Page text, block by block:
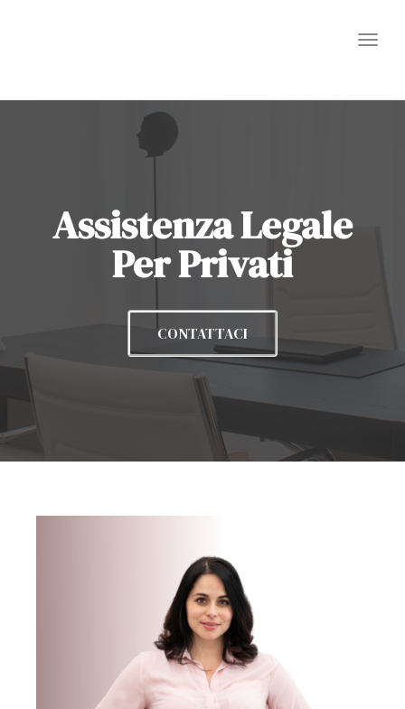
Assistenza Legale
Per Privati
CONTATTACI